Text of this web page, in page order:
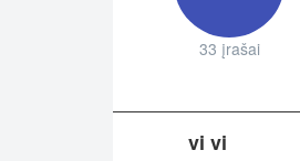
33 įrašai
vi vi